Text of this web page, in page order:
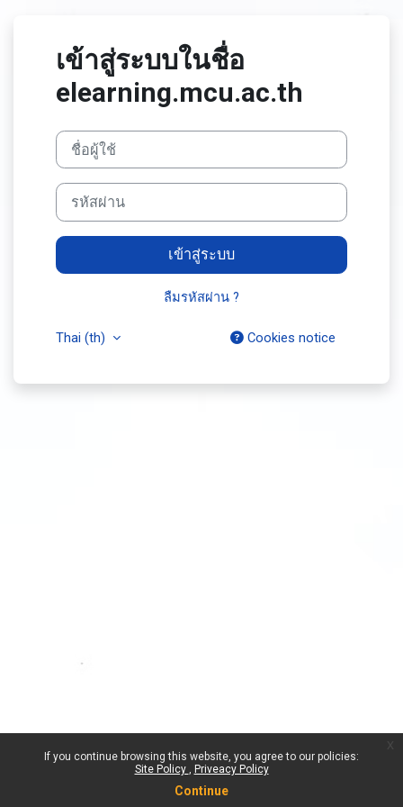
If you continue browsing this website, you agree to our policies:
Site Policy
Priveacy Policy
Continue
เข้าสู่ระบบในชื่อ
elearning.mcu.ac.th
ชื่อผู้ใช้
รหัสผ่าน
เข้าสู่ระบบ
ลืมรหัสผ่าน ?
Thai ‎(th)‎ Cookies notice